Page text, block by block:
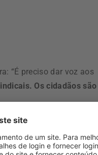
“É preciso dar voz aos
Os cidadãos
na